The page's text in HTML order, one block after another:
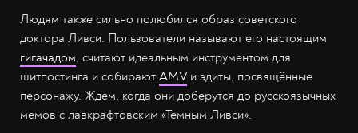
Людям также сильно полюбился образ советского
доктора Ливси. Пользователи называют его настоящим
гигачадом, считают идеальным инструментом для
шитпостинга и собирают AMVи эдиты, посвящённые
персонажу. Ждём, когда они доберутся до русскоязычных
мемов с лавкрафтовским «Тёмным Ливси».